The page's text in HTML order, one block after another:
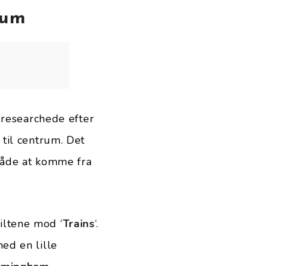
efter
centrum. Det
at komme fra
mod ‘Trains‘.
en lille